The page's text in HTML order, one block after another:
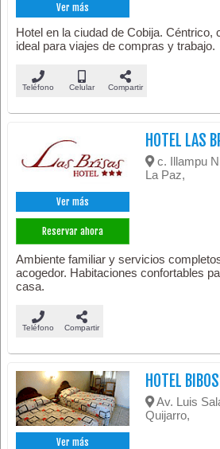
Ver más
Hotel en la ciudad de Cobija. Céntrico,
ideal para viajes de compras y trabajo.
Teléfono Celular Compartir
Ver más
Reservar ahora
HOTEL LAS
c. Illampu
La Paz,
Ambiente familiar y servicios
acogedor. Habitaciones confortables
casa.
Teléfono Compartir
Ver más
HOTEL
Av. Luis
Quijarro,